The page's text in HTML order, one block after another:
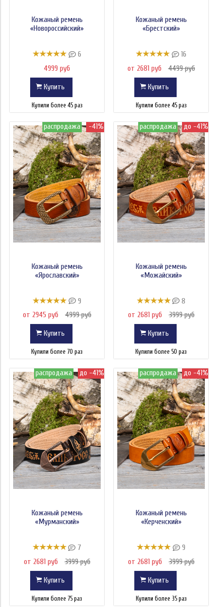
Кожаный ремень
«Новороссийский»
6
4999 руб
Купить
Купили более 45 раз
Кожаный ремень
«Брестский»
16
от 2681 руб
4499 руб
Купить
Купили более 45 раз
распродажа -41%
Кожаный ремень
«Ярославский»
9
от 2945 руб
4999 руб
Купить
Купили более 70 раз
распродажа до -41%
Кожаный ремень
«Можайский»
8
от 2681 руб
3999 руб
Купить
Купили более 50 раз
распродажа до -41%
Кожаный ремень
«Мурманский»
7
от 2681 руб
3999 руб
Купить
Купили более 75 раз
распродажа до -41%
Кожаный ремень
«Керченский»
9
от 2681 руб
3999 руб
Купить
Купили более 35 раз